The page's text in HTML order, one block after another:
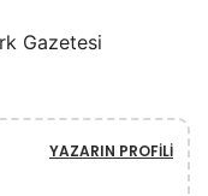
Gazetesi
YAZARIN PROFILI